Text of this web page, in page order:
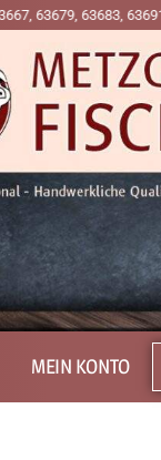
63691 und
MEIN KONTO